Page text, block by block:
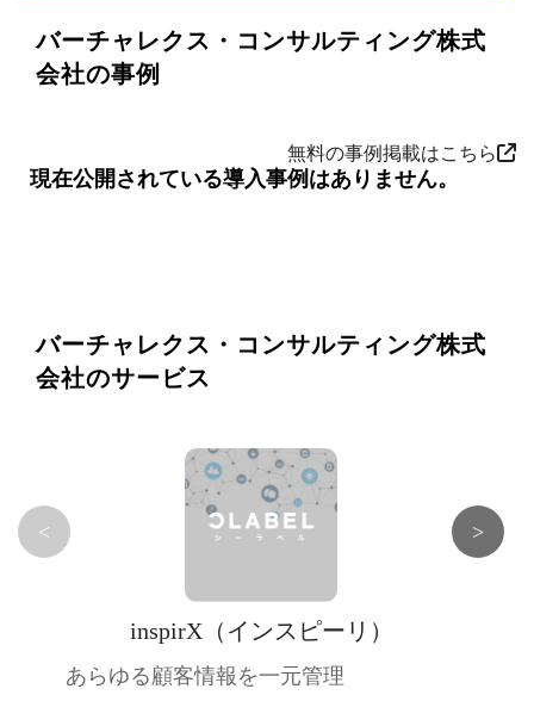
バーチャレクス・コンサルティング株式
会社の事例
無料の事例掲載はこちら
現在公開されている導入事例はありません。
バーチャレクス・コンサルティング株式
会社のサービス
inspirX（インスピーリ）
あらゆる顧客情報を一元管理
< >